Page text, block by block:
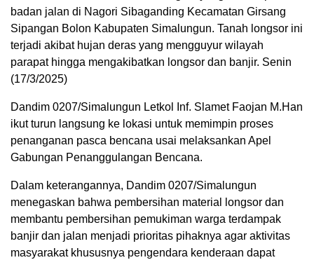
badan jalan di Nagori Sibaganding Kecamatan Girsang
Sipangan Bolon Kabupaten Simalungun. Tanah longsor ini
terjadi akibat hujan deras yang mengguyur wilayah
parapat hingga mengakibatkan longsor dan banjir. Senin
(17/3/2025)
Dandim 0207/Simalungun Letkol Inf. Slamet Faojan M.Han
ikut turun langsung ke lokasi untuk memimpin proses
penanganan pasca bencana usai melaksankan Apel
Gabungan Penanggulangan Bencana.
Dalam keterangannya, Dandim 0207/Simalungun
menegaskan bahwa pembersihan material longsor dan
membantu pembersihan pemukiman warga terdampak
banjir dan jalan menjadi prioritas pihaknya agar aktivitas
masyarakat khususnya pengendara kenderaan dapat